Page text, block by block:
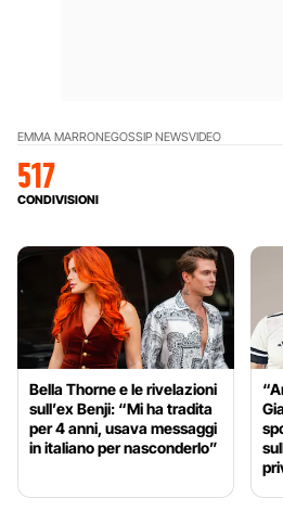
EMMA MARRONEGOSSIP NEWSVIDEO
517
CONDIVISIONI
Bella Thorne e le rivelazioni
sull’ex Benji: “Mi ha tradita
per 4 anni, usava messaggi
in italiano per nasconderlo”